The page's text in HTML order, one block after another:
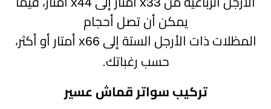
يمكن أن تصل أحجام
المظلات ذات الأرجل الستة إلى 6 x6أمتار أو أكثر،
حسب رغباتك.
تركيب سواتر قماش عسير